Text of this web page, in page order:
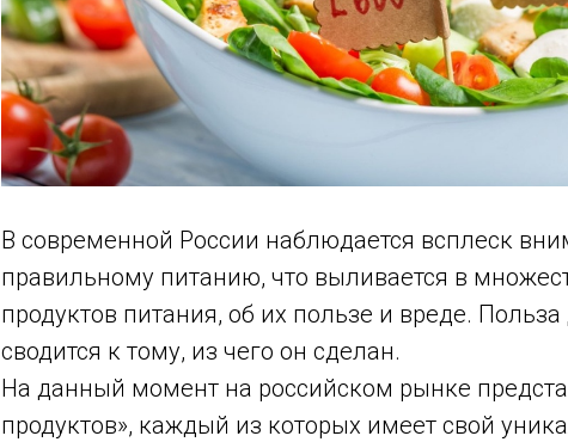
В современной России наблюдается всплеск
правильному питанию, что выливается в
продуктов питания, об их пользе и вреде.
сводится к тому, из чего он сделан.
На данный момент на российском рынке
продуктов», каждый из которых имеет свой